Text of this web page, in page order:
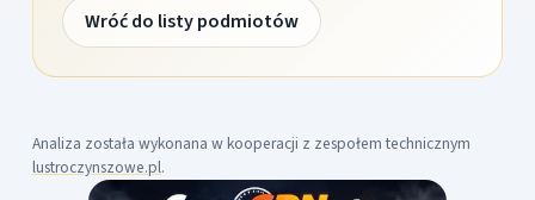
Wróć do listy podmiotów
Analiza została wykonana w kooperacji z zespołem technicznym
lustroczynszowe.pl.